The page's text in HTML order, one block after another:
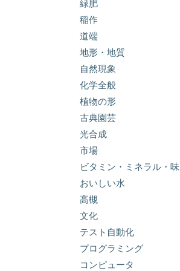
緑肥
稲作
道端
地形・地質
自然現象
化学全般
植物の形
古典園芸
光合成
市場
ビタミン・ミネラル・味
おいしい水
高槻
文化
テスト自動化
プログラミング
コンピュータ